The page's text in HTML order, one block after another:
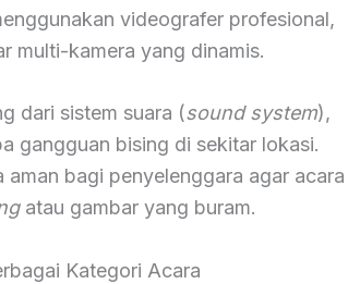
videografer profesional,
multi-kamera yang dinamis.
dari sistem suara (sound system),
gangguan bising di sekitar lokasi.
bagi penyelenggara agar acara
atau gambar yang buram.
Kategori Acara